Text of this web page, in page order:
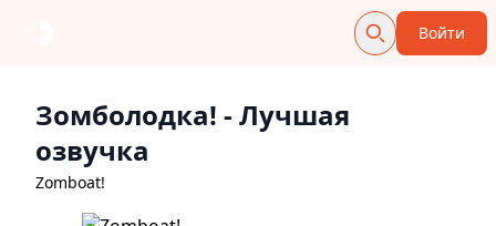
Войти
Зомболодка! - Лучшая
озвучка
Zomboat!